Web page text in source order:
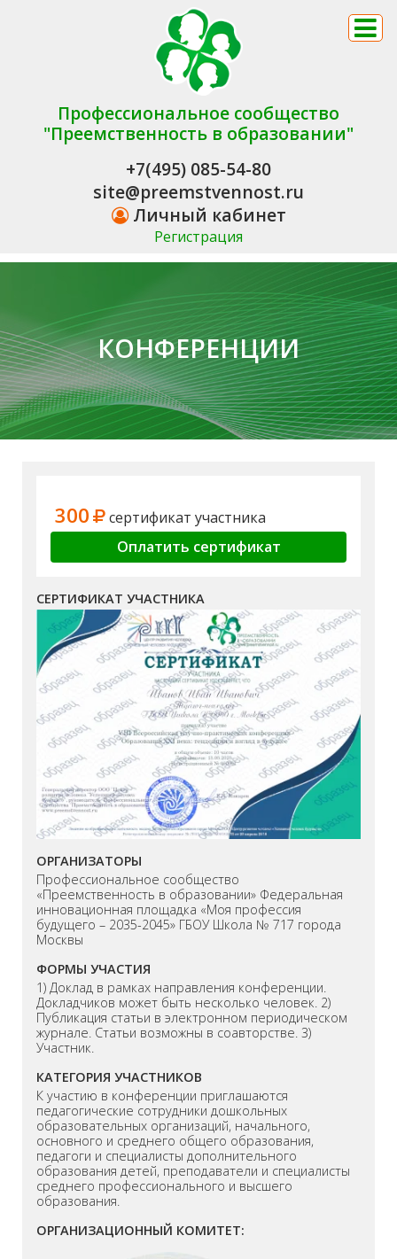
Профессиональное сообщество
"Преемственность в образовании"
+7(495) 085-54-80
site@preemstvennost.ru
Личный кабинет
Регистрация
КОНФЕРЕНЦИИ
300
сертификат участника
Оплатить сертификат
СЕРТИФИКАТ УЧАСТНИКА
ОРГАНИЗАТОРЫ
Профессиональное сообщество
«Преемственность в образовании» Федеральная
инновационная площадка «Моя профессия
будущего – 2035-2045» ГБОУ Школа № 717 города
Москвы
ФОРМЫ УЧАСТИЯ
1) Доклад в рамках направления конференции.
Докладчиков может быть несколько человек. 2)
Публикация статьи в электронном периодическом
журнале. Статьи возможны в соавторстве. 3)
Участник.
КАТЕГОРИЯ УЧАСТНИКОВ
К участию в конференции приглашаются
педагогические сотрудники дошкольных
образовательных организаций, начального,
основного и среднего общего образования,
педагоги и специалисты дополнительного
образования детей, преподаватели и специалисты
среднего профессионального и высшего
образования.
ОРГАНИЗАЦИОННЫЙ КОМИТЕТ: